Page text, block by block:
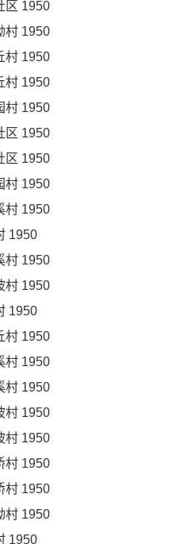
区 1950
村 1950
村 1950
村 1950
村 1950
区 1950
区 1950
村 1950
村 1950
1950
村 1950
村 1950
1950
村 1950
村 1950
村 1950
村 1950
村 1950
村 1950
村 1950
村 1950
1950